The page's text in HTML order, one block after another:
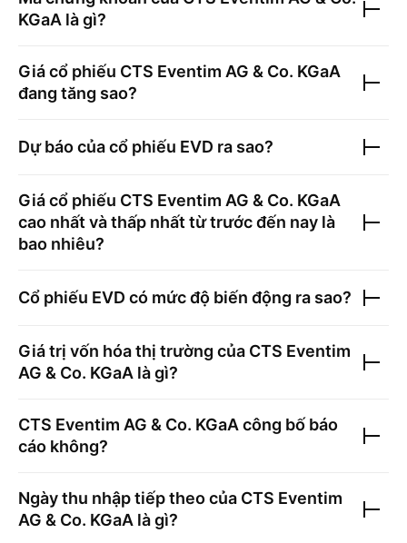
KGaA là gì?
Giá cổ phiếu CTS Eventim AG & Co. KGaA
đang tăng sao?
Dự báo của cổ phiếu EVD ra sao?
Giá cổ phiếu CTS Eventim AG & Co. KGaA
cao nhất và thấp nhất từ trước đến nay là
bao nhiêu?
Cổ phiếu EVD có mức độ biến động ra sao?
Giá trị vốn hóa thị trường của CTS Eventim
AG & Co. KGaA là gì?
CTS Eventim AG & Co. KGaA công bố báo
cáo không?
Ngày thu nhập tiếp theo của CTS Eventim
AG & Co. KGaA là gì?